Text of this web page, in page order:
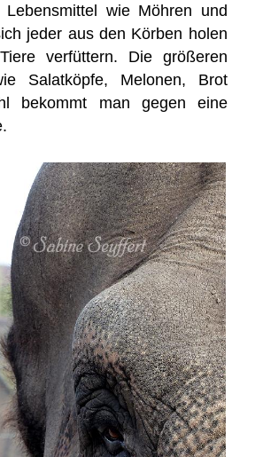
Lebensmittel wie Möhren und
jeder aus den Körben holen
verfüttern. Die größeren
Salatköpfe, Melonen, Brot
bekommt man gegen eine